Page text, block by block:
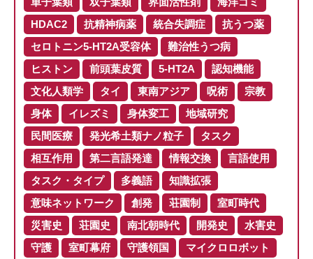
HDAC2
抗精神病薬 統合失調症
抗うつ薬
セロトニン5-HT2A受容体
難治性うつ病
ヒストン
前頭葉皮質 5-HT2A
認知機能
文化人類学
タイ 東南アジア 呪術
宗教
身体
イレズミ 身体変工
地域研究
民間医療
発光希土類ナノ粒子
タスク
相互作用
第二言語発達 情報交換
言語使用
タスク・タイプ
多義語
知識拡張
意味ネットワーク
創発 荘園制
室町時代
災害史
荘園史 南北朝時代 開発史
水害史
守護
室町幕府 守護領国
マイクロロボット